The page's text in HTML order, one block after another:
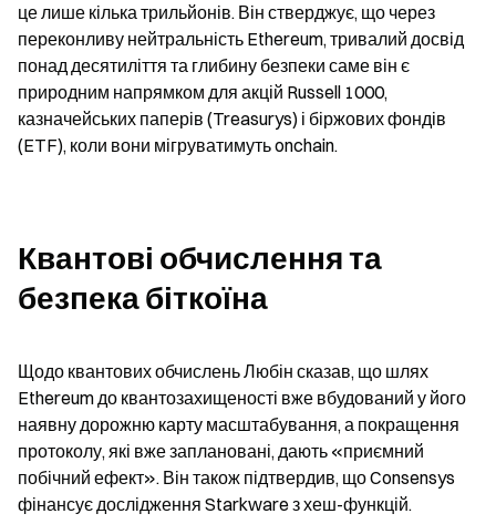
це лише кілька трильйонів. Він стверджує, що через
переконливу нейтральність Ethereum, тривалий досвід
понад десятиліття та глибину безпеки саме він є
природним напрямком для акцій Russell 1000,
казначейських паперів (Treasurys) і біржових фондів
(ETF), коли вони мігруватимуть onchain.
Квантові обчислення та
безпека біткоїна
Щодо квантових обчислень Любін сказав, що шлях
Ethereum до квантозахищеності вже вбудований у його
наявну дорожню карту масштабування, а покращення
протоколу, які вже заплановані, дають «приємний
побічний ефект». Він також підтвердив, що Consensys
фінансує дослідження Starkware з хеш-функцій.